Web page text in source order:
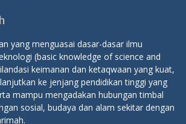
yang menguasai dasar-dasar ilmu
(basic knowledge of science and
keimanan dan ketaqwaan yang kuat,
ke jenjang pendidikan tinggi yang
mampu mengadakan hubungan timbal
sosial, budaya dan alam sekitar dengan